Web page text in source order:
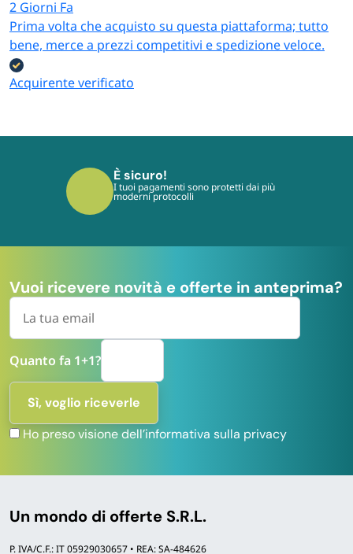
2 Giorni Fa
Prima volta che acquisto su questa piattaforma; tutto
bene, merce a prezzi competitivi e spedizione veloce.
Acquirente verificato
È sicuro!
I tuoi pagamenti sono protetti dai più
moderni protocolli
Vuoi ricevere novità e offerte in anteprima?
Quanto fa 1+1?
Ho preso visione dell’informativa sulla privacy
Un mondo di offerte S.R.L.
P. IVA/C.F.: IT 05929030657 • REA: SA-484626